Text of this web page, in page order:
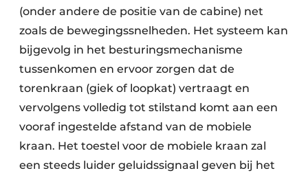
(onder andere de positie van de cabine) net
zoals de bewegingssnelheden. Het systeem kan
bijgevolg in het besturingsmechanisme
tussenkomen en ervoor zorgen dat de
torenkraan (giek of loopkat) vertraagt en
vervolgens volledig tot stilstand komt aan een
vooraf ingestelde afstand van de mobiele
kraan. Het toestel voor de mobiele kraan zal
een steeds luider geluidssignaal geven bij het